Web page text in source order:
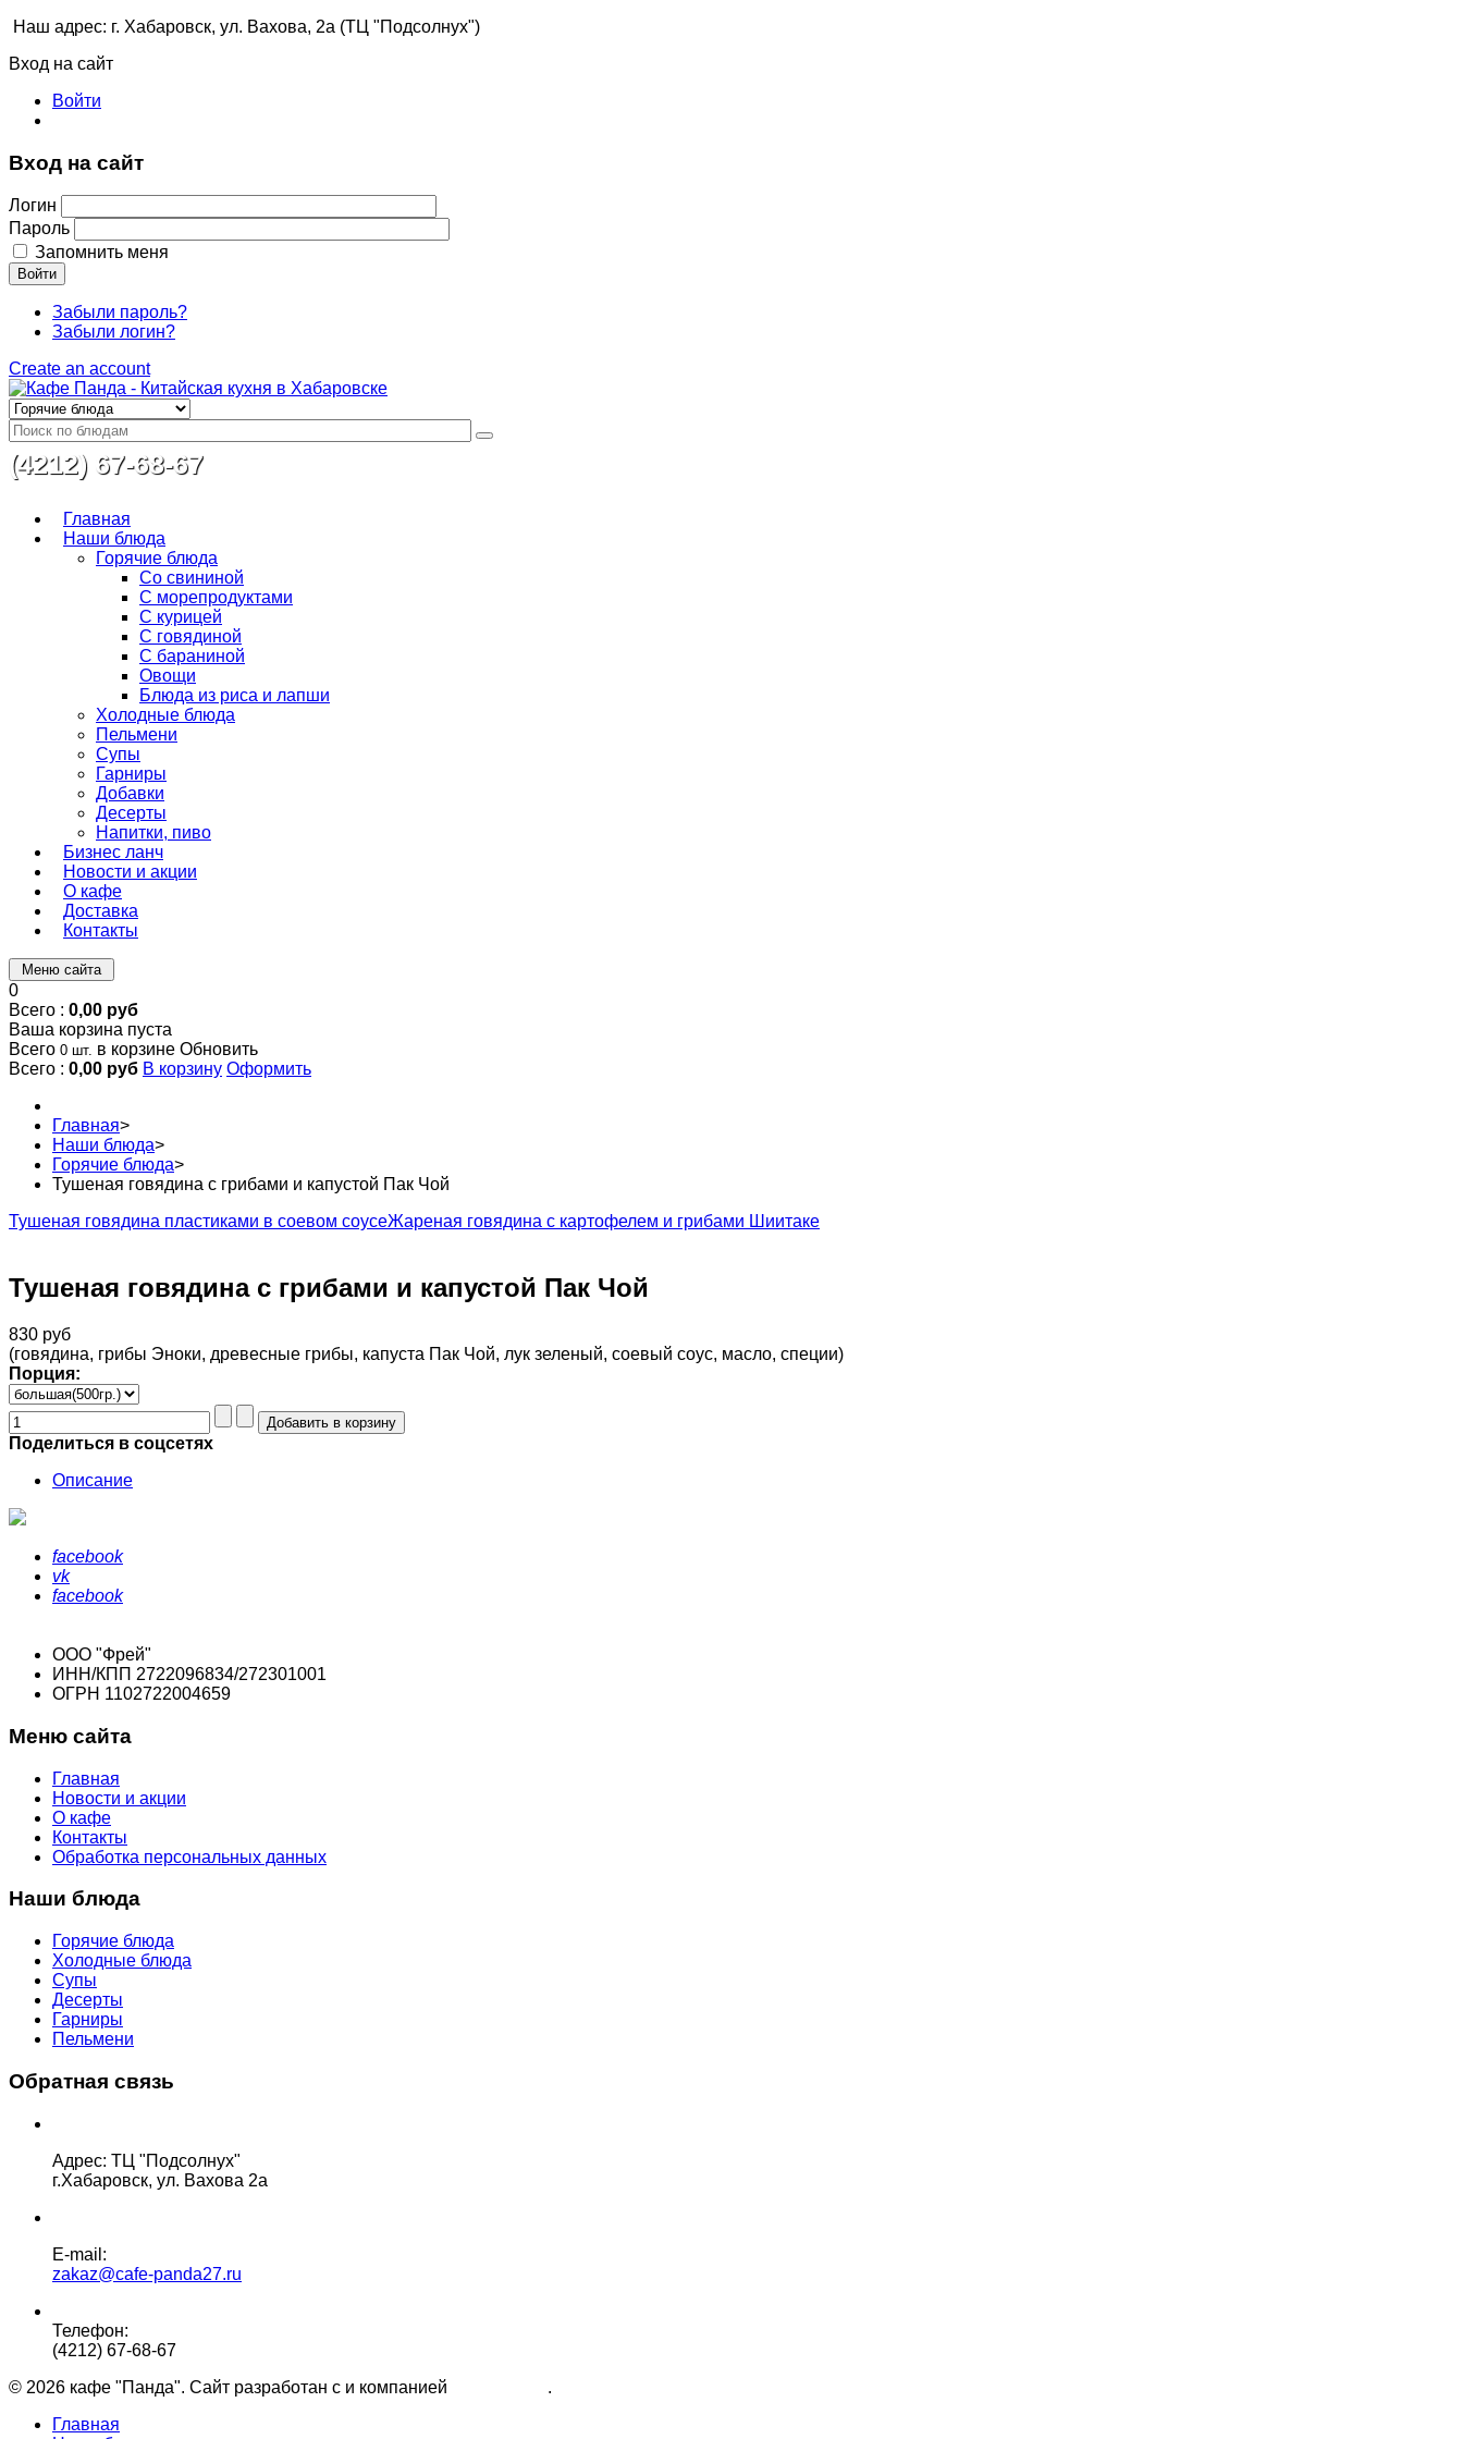
Наш адрес: г. Хабаровск, ул. Вахова, 2а (ТЦ "Подсолнух")
Вход на сайт
Войти
Вход на сайт
Логин
Пароль
Запомнить меня
Войти
Забыли пароль?
Забыли логин?
Create an account
(4212) 67-68-67
Главная
Наши блюда
Горячие блюда
Со свининой
С морепродуктами
С курицей
С говядиной
С бараниной
Овощи
Блюда из риса и лапши
Холодные блюда
Пельмени
Супы
Гарниры
Добавки
Десерты
Напитки, пиво
Бизнес ланч
Новости и акции
О кафе
Доставка
Контакты
Меню сайта
0
Всего : 0,00 руб
Ваша корзина пуста
Всего 0 шт. в корзине Обновить
Всего : 0,00 руб В корзину Оформить
Главная>
Наши блюда>
Горячие блюда>
Тушеная говядина с грибами и капустой Пак Чой
Тушеная говядина пластиками в соевом соусеЖареная говядина с картофелем и грибами Шиитаке
Тушеная говядина с грибами и капустой Пак Чой
830 руб
(говядина, грибы Эноки, древесные грибы, капуста Пак Чой, лук зеленый, соевый соус, масло, специи)
Порция:
Поделиться в соцсетях
Описание
facebook
vk
facebook
ООО "Фрей"
ИНН/КПП 2722096834/272301001
ОГРН 1102722004659
Меню сайта
Главная
Новости и акции
О кафе
Контакты
Обработка персональных данных
Наши блюда
Горячие блюда
Холодные блюда
Супы
Десерты
Гарниры
Пельмени
Обратная связь
Адрес: ТЦ "Подсолнух"
г.Хабаровск, ул. Вахова 2а
E-mail:
zakaz@cafe-panda27.ru
Телефон:
(4212) 67-68-67
© 2026 кафе "Панда". Сайт разработан с и компанией
.
Главная